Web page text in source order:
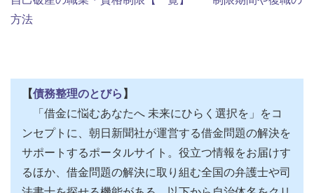
方法
【債務整理のとびら 】
「借金に悩むあなたへ 未来にひらく選択を」をコ
ンセプトに、朝日新聞社が運営する借金問題の解決を
サポートするポータルサイト。役立つ情報をお届けす
るほか、借金問題の解決に取り組む全国の弁護士や司